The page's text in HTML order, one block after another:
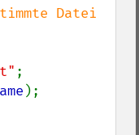
Datei
;
);